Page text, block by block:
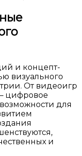
и концепт-
визуального
От видеоигр
цифровое
для
и